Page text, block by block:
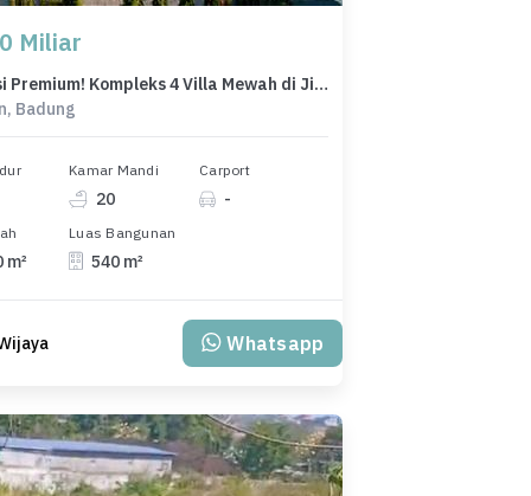
Miliar
Investasi Premium! Kompleks 4 Villa Mewah di Jimbaran Bali - View Eksotis & Fasilitas Lengkap
Badung
Kamar Mandi
20
Carport
-
m²
Luas Bangunan
540 m²
Whatsapp